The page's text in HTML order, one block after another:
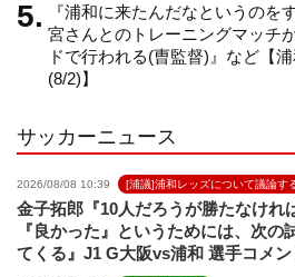
『浦和に来たんだなというのを
宮さんとのトレーニングマッチ
ドで行われる(曺監督)』など【
(8/2)】
サッカーニュース
2026/08/08 10:39 [浦議]浦和レッズについて議論す
金子拓郎『10人だろうが勝たなけれ
『良かった』というためには、次の
てくる』J1 G大阪vs浦和 選手コメ